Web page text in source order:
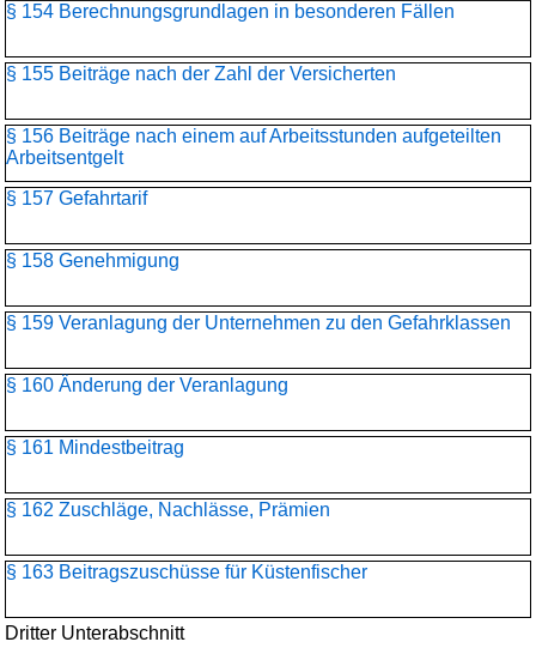
§ 154 Berechnungsgrundlagen in besonderen Fällen
§ 155 Beiträge nach der Zahl der Versicherten
§ 156 Beiträge nach einem auf Arbeitsstunden aufgeteilten
Arbeitsentgelt
§ 157 Gefahrtarif
§ 158 Genehmigung
§ 159 Veranlagung der Unternehmen zu den Gefahrklassen
§ 160 Änderung der Veranlagung
§ 161 Mindestbeitrag
§ 162 Zuschläge, Nachlässe, Prämien
§ 163 Beitragszuschüsse für Küstenfischer
Dritter Unterabschnitt